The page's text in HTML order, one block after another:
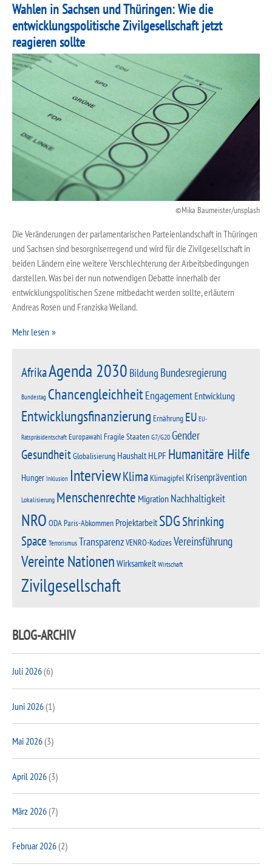
Wahlen in Sachsen und Thüringen: Wie die
entwicklungspolitische Zivilgesellschaft jetzt
reagieren sollte
Mika Baumeister/unsplash
Die Veränderungen der parlamentarischen Parteienlandschaft in Thüringen
und Sachsen sind besorgniserregend und wird für die Zivilgesellschaft in
beiden Ländern eine weitere Verschlechterung der Arbeitsbedingungen
darstellen. Was bei der nun notwendigen Debatte innerhalb der
entwicklungspolitischen Szene mitbedacht werden sollte, erläutern
Andreas Rosen und Franziska Weiland.
Mehr lesen
AfrikaAgenda 2030 Bildung Bundesregierung
Bundestag ChancengleichheitEngagement Entwicklung
Entwicklungsfinanzierung Ernährung EU EU-
Ratspräsidentschaft EuropawahlFragile StaatenG7/G20Gender
GesundheitGlobalisierung HaushaltHLPF Humanitäre Hilfe
Hunger Inklusion InterviewKlimaKlimagipfel Krisenprävention
Lokalisierung Menschenrechte Migration Nachhaltigkeit
NRO ODAParis-Abkommen ProjektarbeitSDGShrinking
Space TerrorismusTransparenzVENRO-KodizesVereinsführung
Vereinte Nationen Wirksamkeit Wirtschaft
Zivilgesellschaft
BLOG-ARCHIV
Juli 2026(6)
Juni 2026(1)
Mai 2026(3)
April 2026(3)
März 2026(7)
Februar 2026(2)